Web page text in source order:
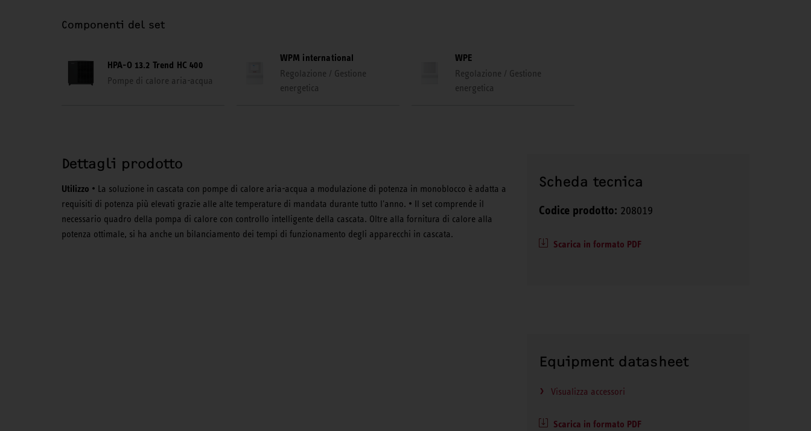
Componenti del set
HPA-O 13.2 Trend HC 400
Pompe di calore aria-acqua
WPM international
Regolazione / Gestione
energetica
WPE
Regolazione / Gestione
energetica
Dettagli prodotto
Utilizzo • La soluzione in cascata con pompe di calore aria-acqua a modulazione di potenza in monoblocco è adatta a
requisiti di potenza più elevati grazie alle alte temperature di mandata durante tutto l'anno. • Il set comprende il
necessario quadro della pompa di calore con controllo intelligente della cascata. Oltre alla fornitura di calore alla
potenza ottimale, si ha anche un bilanciamento dei tempi di funzionamento degli apparecchi in cascata.
Scheda tecnica
Codice prodotto: 208019
Scarica in formato PDF
Equipment datasheet
Visualizza accessori
Scarica in formato PDF